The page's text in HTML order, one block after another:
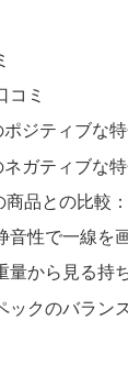
コミ
ジティブな
ガティブな
商品との比較
音性で一線を
量から見る持
ックのバランス